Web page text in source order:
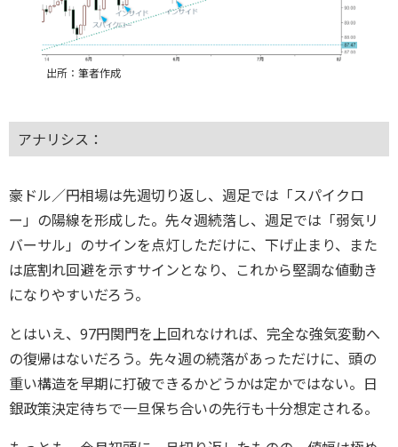
出所：筆者作成
アナリシス：
豪ドル／円相場は先週切り返し、週足では「スパイクロ
ー」の陽線を形成した。先々週続落し、週足では「弱気リ
バーサル」のサインを点灯しただけに、下げ止まり、また
は底割れ回避を示すサインとなり、これから堅調な値動き
になりやすいだろう。
とはいえ、97円関門を上回れなければ、完全な強気変動へ
の復帰はないだろう。先々週の続落があっただけに、頭の
重い構造を早期に打破できるかどうかは定かではない。日
銀政策決定待ちで一旦保ち合いの先行も十分想定される。